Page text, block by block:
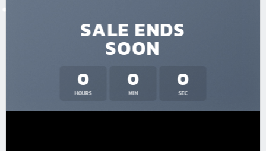
SALE ENDS
SOON
0
HOURS
0
MIN
0
SEC